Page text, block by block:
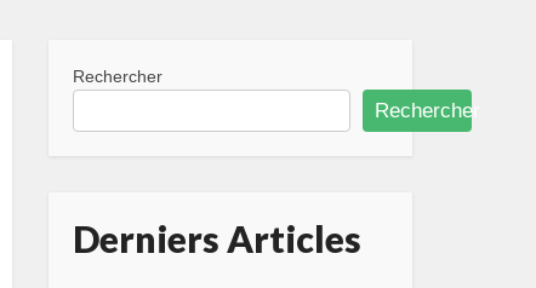
Rechercher
Rechercher
Derniers Articles